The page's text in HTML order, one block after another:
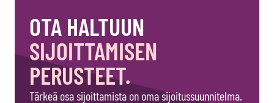
OTA HALTUUN
SIJOITTAMISEN
PERUSTEET.
Tärkeä osa sijoittamista on oma sijoitussuunnitelma.